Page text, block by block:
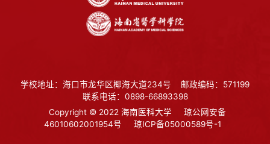
学校地址：海口市龙华区椰海大道234号
邮政编码：571199
联系电话：0898-66893398
Copyright © 2022 海南医科大学
琼公网安备
46010602001954号
琼ICP备05000589号-1